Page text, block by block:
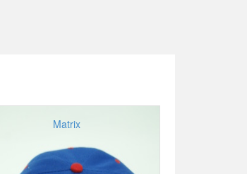
Matrix